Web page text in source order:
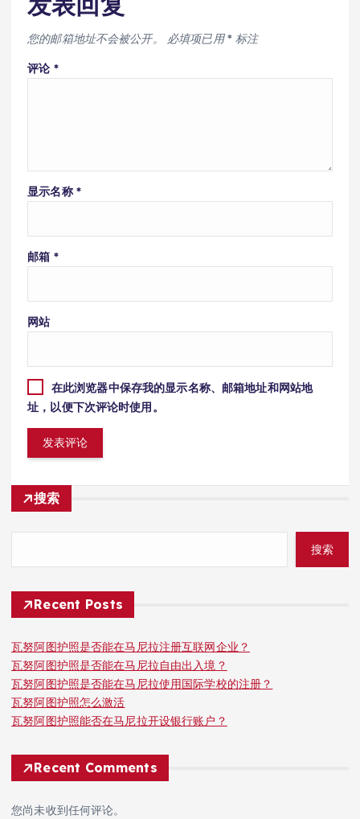
您的邮箱地址不会被公开。 必填项已用* 标注
评论 *
显示名称 *
邮箱 *
网站
在此浏览器中保存我的显示名称、邮箱地址和网站地
址，以便下次评论时使用。
搜索
搜索
Recent Posts
瓦努阿图护照是否能在马尼拉注册互联网企业？
瓦努阿图护照是否能在马尼拉自由出入境？
瓦努阿图护照是否能在马尼拉使用国际学校的注册？
瓦努阿图护照怎么激活
瓦努阿图护照能否在马尼拉开设银行账户？
Recent Comments
您尚未收到任何评论。